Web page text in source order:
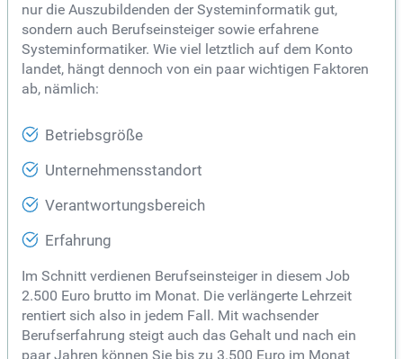
nur die Auszubildenden der Systeminformatik gut,
sondern auch Berufseinsteiger sowie erfahrene
Systeminformatiker. Wie viel letztlich auf dem Konto
landet, hängt dennoch von ein paar wichtigen Faktoren
ab, nämlich:
Betriebsgröße
Unternehmensstandort
Verantwortungsbereich
Erfahrung
Im Schnitt verdienen Berufseinsteiger in diesem Job
2.500 Euro brutto im Monat. Die verlängerte Lehrzeit
rentiert sich also in jedem Fall. Mit wachsender
Berufserfahrung steigt auch das Gehalt und nach ein
paar Jahren können Sie bis zu 3.500 Euro im Monat